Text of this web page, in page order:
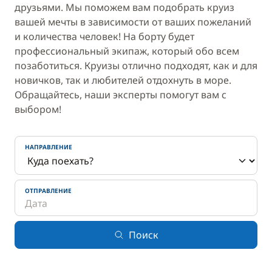
друзьями. Мы поможем вам подобрать круиз
вашей мечты в зависимости от ваших пожеланий
и количества человек! На борту будет
профессиональный экипаж, который обо всем
позаботиться. Круизы отлично подходят, как и для
новичков, так и любителей отдохнуть в море.
Обращайтесь, наши эксперты помогут вам с
выбором!
НАПРАВЛЕНИЕ
ОТПРАВЛЕНИЕ
Поиск